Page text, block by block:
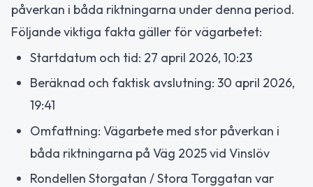
påverkan i båda riktningarna under denna period.
Följande viktiga fakta gäller för vägarbetet:
Startdatum och tid: 27 april 2026, 10:23
Beräknad och faktisk avslutning: 30 april 2026,
19:41
Omfattning: Vägarbete med stor påverkan i
båda riktningarna på Väg 2025 vid Vinslöv
Rondellen Storgatan / Stora Torggatan var